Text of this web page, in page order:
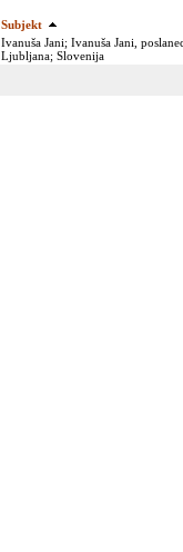
Subjekt
Ivanuša Jani; Ivanuša Jani,
Ljubljana; Slovenija